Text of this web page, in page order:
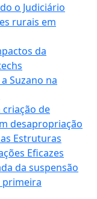
o Judiciário
rurais em
da
Suzano na
de
desapropriação
Estruturas
Eficazes
da suspensão
primeira